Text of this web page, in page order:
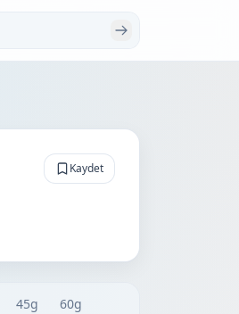
Kaydet
45g
60g